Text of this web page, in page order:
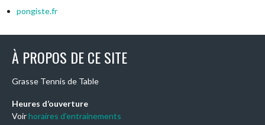
pongiste.fr
À PROPOS DE CE SITE
Grasse Tennis de Table
Heures d’ouverture
Voirhoraires d’entrainements